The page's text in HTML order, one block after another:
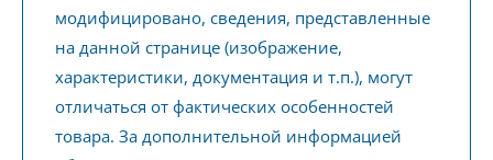
модифицировано, сведения, представленные
на данной странице (изображение,
характеристики, документация и т.п.), могут
отличаться от фактических особенностей
товара. За дополнительной информацией